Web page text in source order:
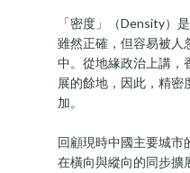
「密度」（Density）
雖然正確，但容易被人
中。從地緣政治上講，
展的餘地，因此，精密
加。
回顧現時中國主要城市
在橫向與縱向的同步擴